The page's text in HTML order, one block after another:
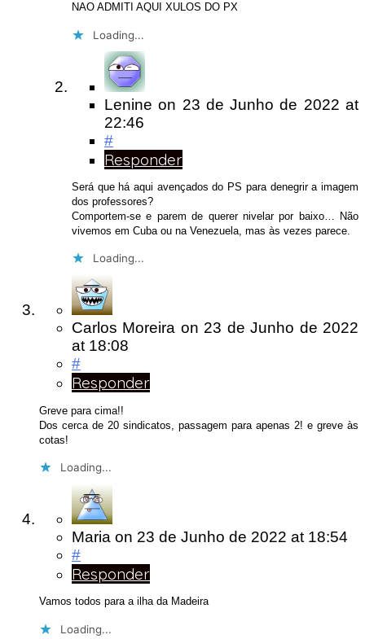
NAO ADMITI AQUI XULOS DO PX
Loading...
Lenine on 23 de Junho de 2022at
22:46
#
Responder
Será que há aqui avençados do PS para denegrir a imagem
dos professores?
Comportem-se e parem de querer nivelar por baixo… Não
vivemos em Cuba ou na Venezuela, mas às vezes parece.
Loading...
Carlos Moreira on 23 de Junho de 2022
at 18:08
#
Responder
Greve para cima!!
Dos cerca de 20 sindicatos, passagem para apenas 2! e greve às
cotas!
Loading...
Maria on 23 de Junho de 2022 at 18:54
#
Responder
Vamos todos para a ilha da Madeira
Loading...